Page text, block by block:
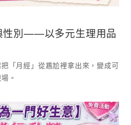
性別——以多元生理用品
「月經」從尷尬裡拿出來，變成可